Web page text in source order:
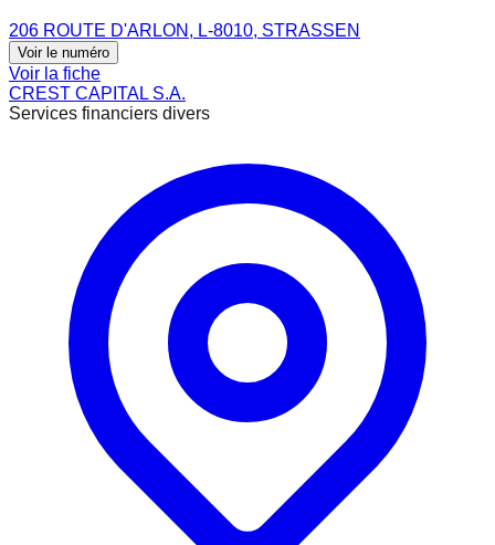
206 ROUTE D'ARLON, L-8010, STRASSEN
Voir le numéro
Voir la fiche
CREST CAPITAL S.A.
Services financiers divers